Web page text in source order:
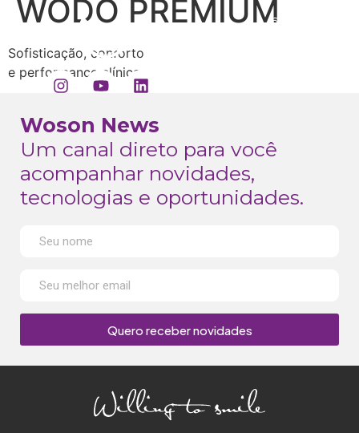
WODO PREMIUM
Sofisticação, conforto
e performance clínica
Woson News
Um canal direto para você
acompanhar novidades,
tecnologias e oportunidades.
Quero receber novidades